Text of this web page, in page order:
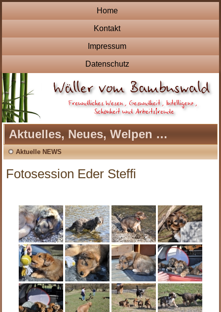
Home
Kontakt
Impressum
Datenschutz
Aktuelles, Neues, Welpen …
Aktuelle NEWS
Fotosession Eder Steffi